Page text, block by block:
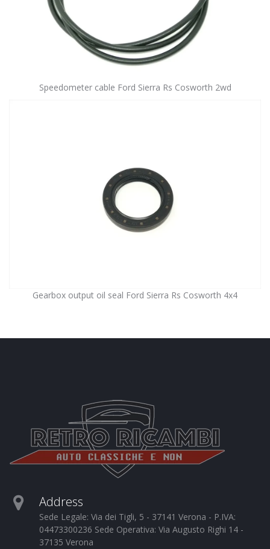
Speedometer cable Ford Sierra Rs Cosworth 2wd
Gearbox output oil seal Ford Sierra Rs Cosworth 4x4
Address
Sede Legale: Via dei Tigli, 5 - 37141 Verona - P.IVA:
04473300236 Sede Operativa: Via Augusto Righi 14 -
37135 Verona